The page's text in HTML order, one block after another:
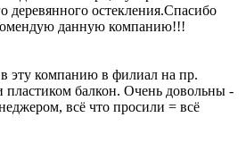
деревянного остекления.Спасибо
данную компанию!!!
эту компанию в филиал на пр.
балкон. Очень довольны -
всё что просили = всё